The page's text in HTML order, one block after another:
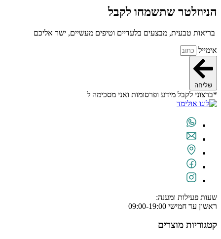
הניוזלטר שתשמחו לקבל
בריאות טבעית, מבצעים בלעדיים וטיפים מעשיים, ישר אליכם
אימייל
שליחה
*ברצוני לקבל מידע ופרסומות ואני מסכימה ל
שעות פעילות ומענה:
ראשון עד חמישי 09:00-19:00
קטגוריות מוצרים